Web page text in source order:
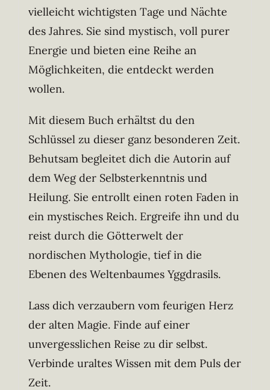
vielleicht wichtigsten Tage und Nächte
des Jahres. Sie sind mystisch, voll purer
Energie und bieten eine Reihe an
Möglichkeiten, die entdeckt werden
wollen.
Mit diesem Buch erhältst du den
Schlüssel zu dieser ganz besonderen Zeit.
Behutsam begleitet dich die Autorin auf
dem Weg der Selbsterkenntnis und
Heilung. Sie entrollt einen roten Faden in
ein mystisches Reich. Ergreife ihn und du
reist durch die Götterwelt der
nordischen Mythologie, tief in die
Ebenen des Weltenbaumes Yggdrasils.
Lass dich verzaubern vom feurigen Herz
der alten Magie. Finde auf einer
unvergesslichen Reise zu dir selbst.
Verbinde uraltes Wissen mit dem Puls der
Zeit.